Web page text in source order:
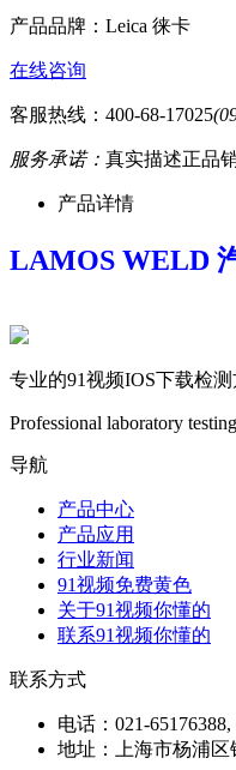
产品品牌： Leica 徕卡
在线咨询
客服热线：400-68-17025
服务承诺： 真实描述正品
产品详情
LAMOS WELD
专业的91视频IOS下载检
Professional laboratory
导航
产品中心
产品应用
行业新闻
91视频免费黄色
关于91视频你懂的
联系91视频你懂的
联系方式
电话：021-
地址：上海市杨浦